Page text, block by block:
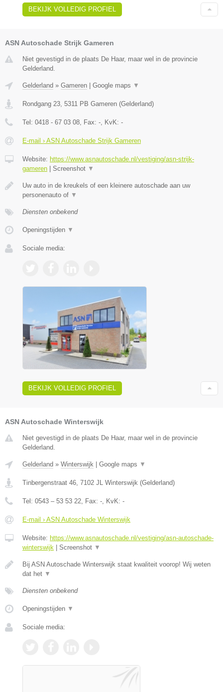
BEKIJK VOLLEDIG PROFIEL
ASN Autoschade Strijk Gameren
Niet gevestigd in de plaats De Haar, maar wel in de provincie
Gelderland.
Gelderland » Gameren Google maps ▼
Rondgang 23, 5311 PB Gameren (Gelderland)
Tel: 0418 - 67 03 08, Fax: -, KvK: -
E-mail › ASN Autoschade Strijk Gameren
Website: https://www.asnautoschade.nl/vestiging/asn-strijk-
gameren
Screenshot ▼
Uw auto in de kreukels of een kleinere autoschade aan uw
personenauto of ▼
Diensten onbekend
Openingstijden ▼
Sociale media:
BEKIJK VOLLEDIG PROFIEL
ASN Autoschade Winterswijk
Niet gevestigd in de plaats De Haar, maar wel in de provincie
Gelderland.
Gelderland » Winterswijk Google maps ▼
Tinbergenstraat 46, 7102 JL Winterswijk (Gelderland)
Tel: 0543 – 53 53 22, Fax: -, KvK: -
E-mail › ASN Autoschade Winterswijk
Website: https://www.asnautoschade.nl/vestiging/asn-autoschade-
winterswijk
Screenshot ▼
Bij ASN Autoschade Winterswijk staat kwaliteit voorop! Wij weten
dat het ▼
Diensten onbekend
Openingstijden ▼
Sociale media: